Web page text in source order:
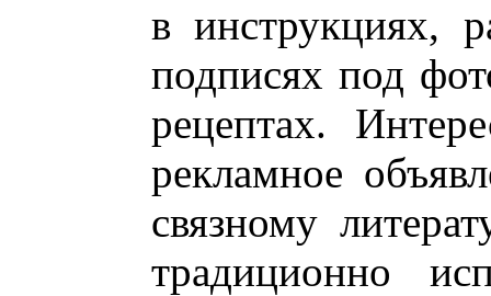
в инструкциях,
подписях под
рецептах.
рекламное
связному
традиционно